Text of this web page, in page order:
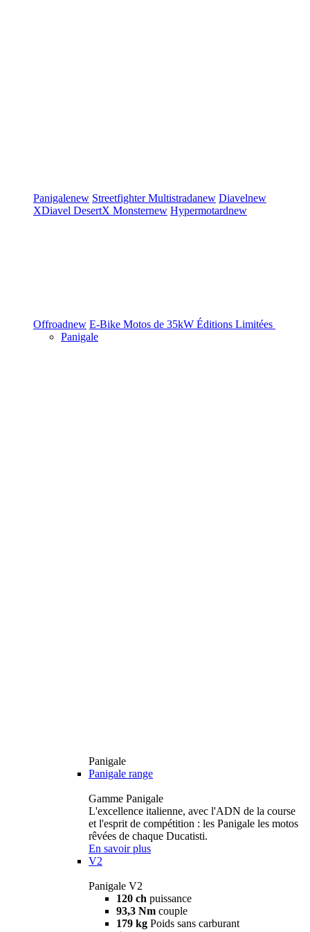
Panigalenew StreetfighterMultistradanew Diavelnew
XDiavel DesertX Monsternew Hypermotardnew
Offroadnew E-Bike Motos de 35kW Éditions Limitées
Panigale
Panigale
Panigale range
Gamme Panigale
L'excellence italienne, avec l'ADN de la course
et l'esprit de compétition : les Panigale les motos
rêvées de chaque Ducatisti.
En savoir plus
V2
Panigale V2
120 ch puissance
93,3 Nm couple
179 kg Poids sans carburant